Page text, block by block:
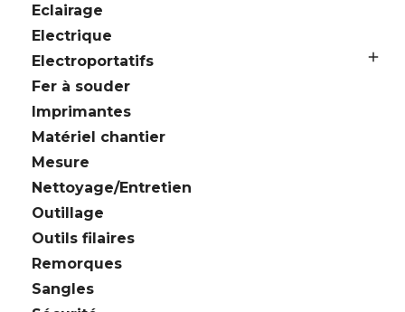
Eclairage
Electrique
Electroportatifs

Fer à souder
Imprimantes
Matériel chantier
Mesure
Nettoyage/Entretien
Outillage
Outils filaires
Remorques
Sangles